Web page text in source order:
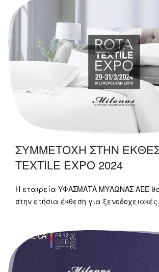
ΣΥΜΜΕΤΟΧΗ ΣΤΗΝ
TEXTILE EXPO 2024
Η εταιρεία ΥΦΑΣΜΑΤΑ ΜΥΛΩΝΑΣ ΑΕΕ
στην ετήσια έκθεση για